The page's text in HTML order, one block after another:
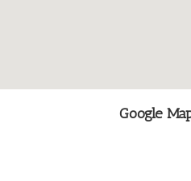
Google